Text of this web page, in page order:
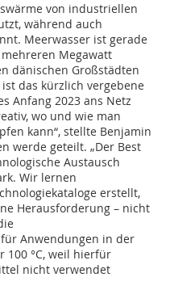
von industriellen
während auch
Meerwasser ist gerade
Megawatt
dänischen Großstädten
das kürzlich vergebene
Anfang 2023 ans Netz
wo und wie man
kann“, stellte Benjamin
werde geteilt. „Der Best
Austausch
Wir lernen
erstellt,
Herausforderung – nicht
Anwendungen in der
100 °C, weil hierfür
nicht verwendet